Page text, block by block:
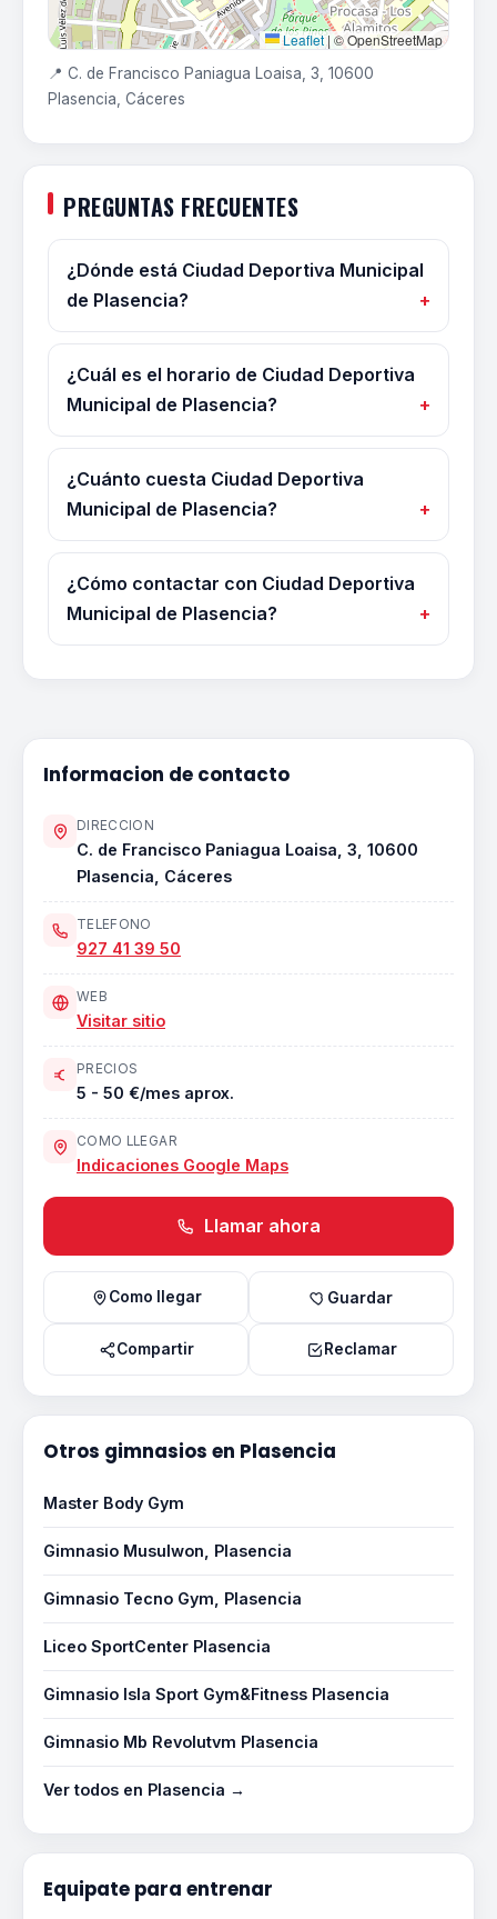
Leaflet | © OpenStreetMap
📍 C. de Francisco Paniagua Loaisa, 3, 10600
Plasencia, Cáceres
PREGUNTAS FRECUENTES
¿Dónde está Ciudad Deportiva Municipal
de Plasencia?
¿Cuál es el horario de Ciudad Deportiva
Municipal de Plasencia?
¿Cuánto cuesta Ciudad Deportiva
Municipal de Plasencia?
¿Cómo contactar con Ciudad Deportiva
Municipal de Plasencia?
Informacion de contacto
DIRECCION
C. de Francisco Paniagua Loaisa, 3, 10600
Plasencia, Cáceres
TELEFONO
927 41 39 50
WEB
Visitar sitio
PRECIOS
5 - 50 €/mes aprox.
COMO LLEGAR
Indicaciones Google Maps
Llamar ahora
Como llegar Guardar
Compartir Reclamar
Otros gimnasios en Plasencia
Master Body Gym
Gimnasio Musulwon, Plasencia
Gimnasio Tecno Gym, Plasencia
Liceo SportCenter Plasencia
Gimnasio Isla Sport Gym&Fitness Plasencia
Gimnasio Mb Revolutvm Plasencia
Ver todos en Plasencia →
Equipate para entrenar